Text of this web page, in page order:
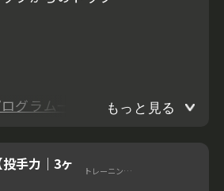
グラム一覧を確認もっと見る
手力｜3ヶ
トレーニングコーチ